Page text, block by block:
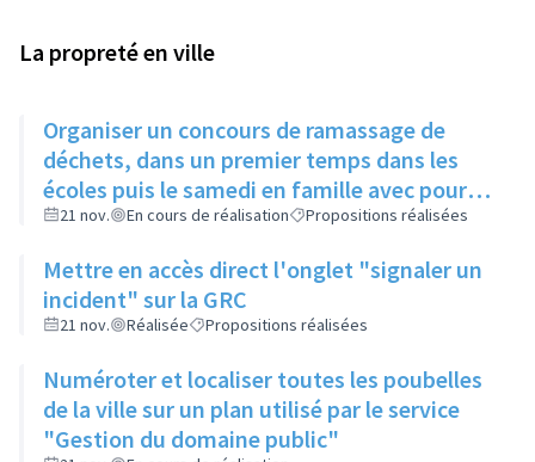
La propreté en ville
Organiser un concours de ramassage de
déchets, dans un premier temps dans les
écoles puis le samedi en famille avec pour
lot un arbre à planter pour le quartier ayant
21 nov. En cours de réalisation Propositions réalisées
Mettre en accès direct l'onglet "signaler un
incident" sur la GRC
21 nov. Réalisée Propositions réalisées
Numéroter et localiser toutes les poubelles
de la ville sur un plan utilisé par le service
"Gestion du domaine public"